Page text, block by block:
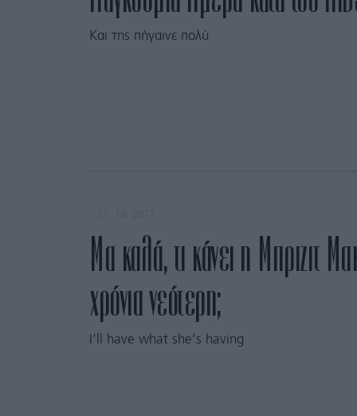
Kαι της πήγαινε πολύ
Μα καλά, τι κάνει η Μπριζιτ
χρόνια νεότερη;
I’ll have what she’s having